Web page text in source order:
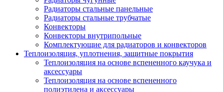
Радиаторы стальные панельные
Радиаторы стальные трубчатые
Конвекторы
Конвекторы внутрипольные
Комплектующие для радиаторов и конвекторов
Теплоизоляция, уплотнения, защитные покрытия
Теплоизоляция на основе вспененного каучука и
аксессуары
Теплоизоляция на основе вспененного
полиэтилена и аксессуары